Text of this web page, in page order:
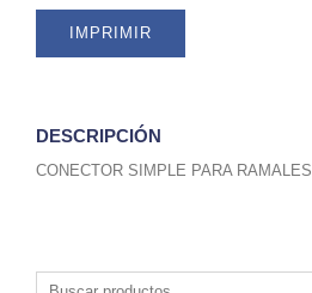
IMPRIMIR
DESCRIPCIÓN
CONECTOR SIMPLE PARA RAMALES
Buscar por: